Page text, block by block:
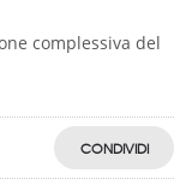
complessiva del
CONDIVIDI